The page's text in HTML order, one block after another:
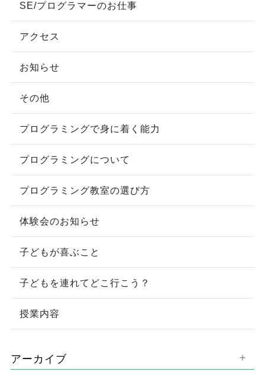
SE/プログラマーのお仕事
アクセス
お知らせ
その他
プログラミングで身に着く能力
プログラミングについて
プログラミング教室の選び方
体験会のお知らせ
子どもが喜ぶこと
子どもを連れてどこ行こう？
授業内容
アーカイブ